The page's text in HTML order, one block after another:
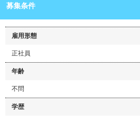
募集条件
雇用形態
正社員
年齢
不問
学歴